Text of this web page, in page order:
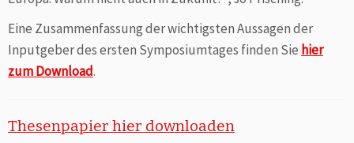
Eine Zusammenfassung der wichtigsten Aussagen der
Inputgeber des ersten Symposiumtages finden Sie hier
zum Download.
Thesenpapier hier downloaden